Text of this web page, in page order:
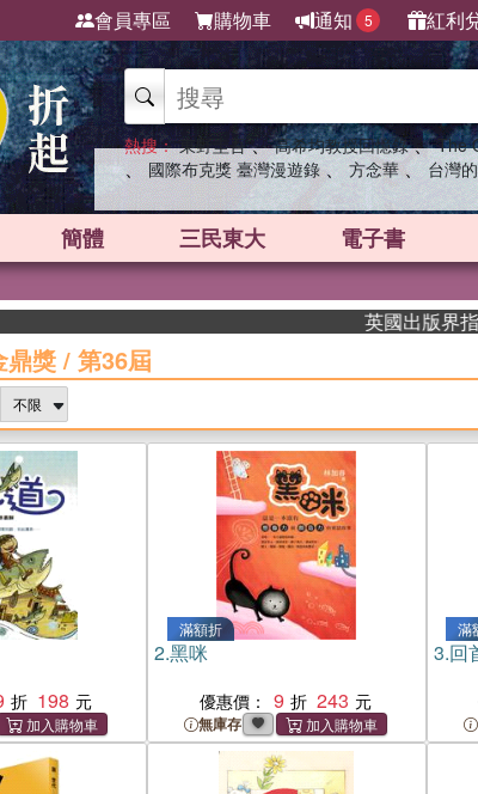
會員專區 購物車 通知 5 紅利
熱搜： 東野圭吾 、 高希均教授回憶錄 、 The
、 國際布克獎 臺灣漫遊錄 、 方念華 、 台灣
簡體 三民東大 電子書
英國出版界指標大獎
鼎獎 / 第36屆
198
滿額折
2.黑咪
優惠價： 9 243
無庫存
滿
3.回